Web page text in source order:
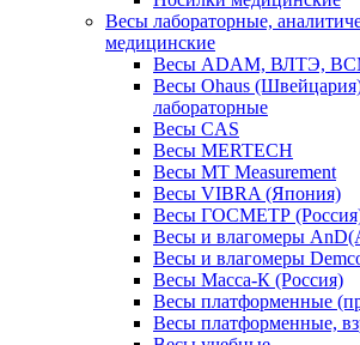
Весы лабораторные,
медицинские
Весы ADAM, ВЛТЭ,
Весы Ohaus
лабораторные
Весы CAS
Весы MERTECH
Весы MT Measurement
Весы VIBRA (Япония)
Весы ГОСМЕТР
Весы и влагомеры
Весы и влагомеры
Весы Масса-К (Россия)
Весы платформенные
Весы платформенные,